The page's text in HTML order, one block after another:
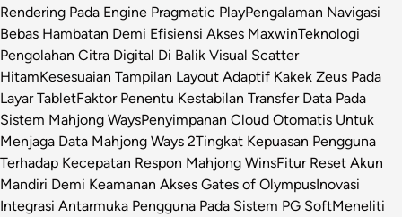
Rendering Pada Engine Pragmatic PlayPengalaman Navigasi
Bebas Hambatan Demi Efisiensi Akses MaxwinTeknologi
Pengolahan Citra Digital Di Balik Visual Scatter
HitamKesesuaian Tampilan Layout Adaptif Kakek Zeus Pada
Layar TabletFaktor Penentu Kestabilan Transfer Data Pada
Sistem Mahjong WaysPenyimpanan Cloud Otomatis Untuk
Menjaga Data Mahjong Ways 2Tingkat Kepuasan Pengguna
Terhadap Kecepatan Respon Mahjong WinsFitur Reset Akun
Mandiri Demi Keamanan Akses Gates of OlympusInovasi
Integrasi Antarmuka Pengguna Pada Sistem PG SoftMeneliti